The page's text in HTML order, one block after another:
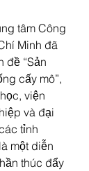
tâm Công
Minh đã
đề “Sản
cấy mô”,
viện
và đại
tỉnh
một diễn
thúc đẩy